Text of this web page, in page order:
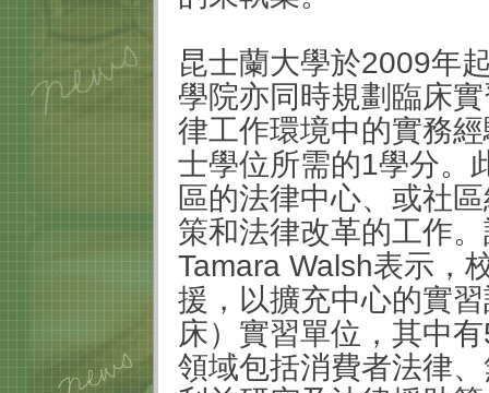
昆士蘭大學於2009年
學院亦同時規劃臨床
律工作環境中的實務
士學位所需的1學分。
區的法律中心、或社
策和法律改革的工作
Tamara Walsh表示，
援，以擴充中心的實
床）實習單位，其中
領域包括消費者法律